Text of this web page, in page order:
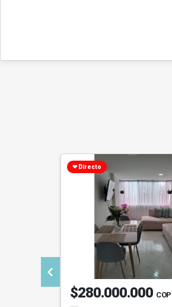
❤ Directo
$280.000.000 COP